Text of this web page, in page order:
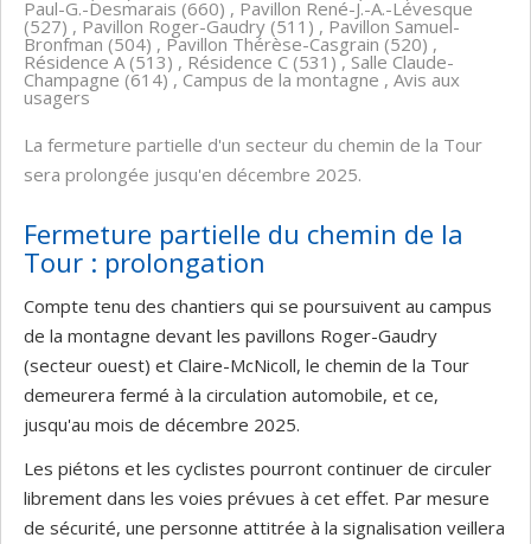
Paul-G.-Desmarais (660) , Pavillon René-J.-A.-Lévesque
(527) , Pavillon Roger-Gaudry (511) , Pavillon Samuel-
Bronfman (504) , Pavillon Thérèse-Casgrain (520) ,
Résidence A (513) , Résidence C (531) , Salle Claude-
Champagne (614) , Campus de la montagne , Avis aux
usagers
La fermeture partielle d'un secteur du chemin de la Tour
sera prolongée jusqu'en décembre 2025.
Fermeture partielle du chemin de la
Tour : prolongation
Compte tenu des chantiers qui se poursuivent au campus
de la montagne devant les pavillons Roger-Gaudry
(secteur ouest) et Claire-McNicoll, le chemin de la Tour
demeurera fermé à la circulation automobile, et ce,
jusqu'au mois de décembre 2025.
Les piétons et les cyclistes pourront continuer de circuler
librement dans les voies prévues à cet effet. Par mesure
de sécurité, une personne attitrée à la signalisation veillera